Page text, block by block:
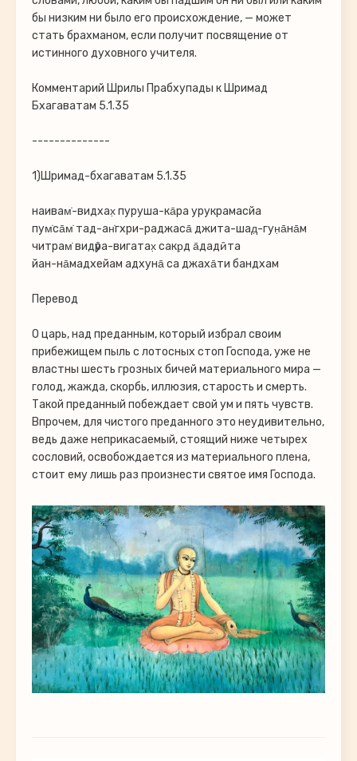
бы низким ни было его происхождение, — может
стать брахманом, если получит посвящение от
истинного духовного учителя.
Комментарий Шрилы Прабхупады к Шримад
Бхагаватам 5.1.35
--------------
1)Шримад-бхагаватам 5.1.35
наивам̇-видхах̣ пуруша-ка̄ра урукрамасйа
пум̇са̄м̇ тад-ан̇гхри-раджаса̄ джита-шад̣-гун̣а̄на̄м
читрам̇ видӯра-вигатах̣ сакр̣д а̄дадӣта
йан-на̄мадхейам адхуна̄ са джаха̄ти бандхам
Перевод
О царь, над преданным, который избрал своим
прибежищем пыль с лотосных стоп Господа, уже не
властны шесть грозных бичей материального мира —
голод, жажда, скорбь, иллюзия, старость и смерть.
Такой преданный побеждает свой ум и пять чувств.
Впрочем, для чистого преданного это неудивительно,
ведь даже неприкасаемый, стоящий ниже четырех
сословий, освобождается из материального плена,
стоит ему лишь раз произнести святое имя Господа.